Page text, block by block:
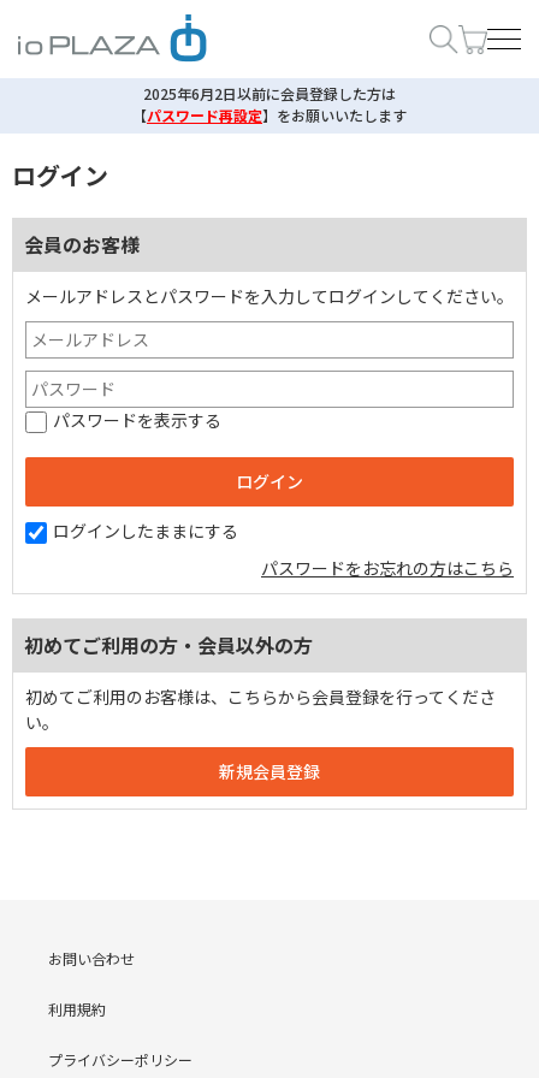
2025年6月2日以前に会員登録した方は
【パスワード再設定】 をお願いいたします
ログイン
会員のお客様
メールアドレスとパスワードを入力してログインしてください。
パスワードを表示する
ログインしたままにする
パスワードをお忘れの方はこちら
初めてご利用の方・会員以外の方
初めてご利用のお客様は、こちらから会員登録を行ってくださ
い。
お問い合わせ
利用規約
プライバシーポリシー